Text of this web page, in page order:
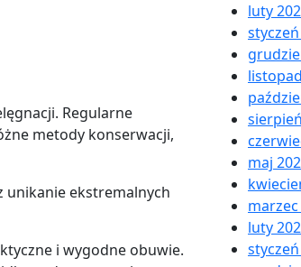
Regularne
metody konserwacji,
unikanie ekstremalnych
i wygodne obuwie.
luty
maj
luty